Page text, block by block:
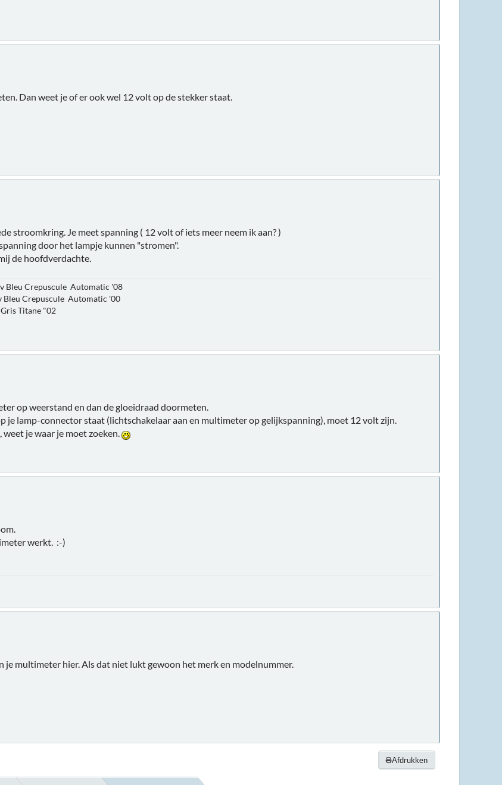
Dan weet je of er ook wel 12 volt op de stekker staat.
stroomkring. Je meet spanning ( 12 volt of iets meer neem ik aan? )
door het lampje kunnen "stromen".
de hoofdverdachte.
Crepuscule Automatic '08
Crepuscule Automatic '00
Titane "02
op weerstand en dan de gloeidraad doormeten.
je lamp-connector staat (lichtschakelaar aan en multimeter op gelijkspanning), moet 12 volt zijn.
je waar je moet zoeken.
werkt. :-)
je multimeter hier. Als dat niet lukt gewoon het merk en modelnummer.
Afdrukken